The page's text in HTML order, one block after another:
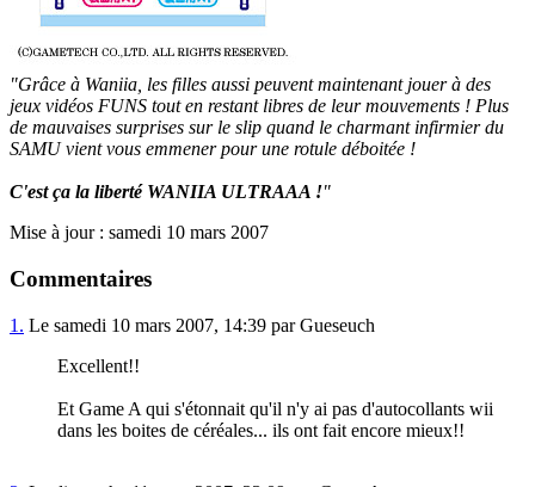
"Grâce à Waniia, les filles aussi peuvent maintenant jouer à des
jeux vidéos FUNS tout en restant libres de leur mouvements ! Plus
de mauvaises surprises sur le slip quand le charmant infirmier du
SAMU vient vous emmener pour une rotule déboitée !
C'est ça la liberté WANIIA ULTRAAA !"
Mise à jour : samedi 10 mars 2007
Commentaires
1. Le samedi 10 mars 2007, 14:39 par Gueseuch
Excellent!!
Et Game A qui s'étonnait qu'il n'y ai pas d'autocollants wii
dans les boites de céréales... ils ont fait encore mieux!!